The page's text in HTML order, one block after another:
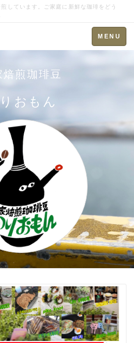
しています。ご家庭に新鮮な珈琲をどう
Toggle
navigation
MENU
焙煎珈琲豆
おもん